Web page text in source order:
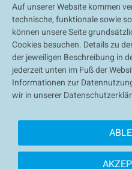
Auf unserer Website kommen
technische, funktionale sowie
können unsere Seite
Cookies besuchen. Details zu
der jeweiligen Beschreibung in
jederzeit unten im Fuß der
Informationen zur
wir in unserer